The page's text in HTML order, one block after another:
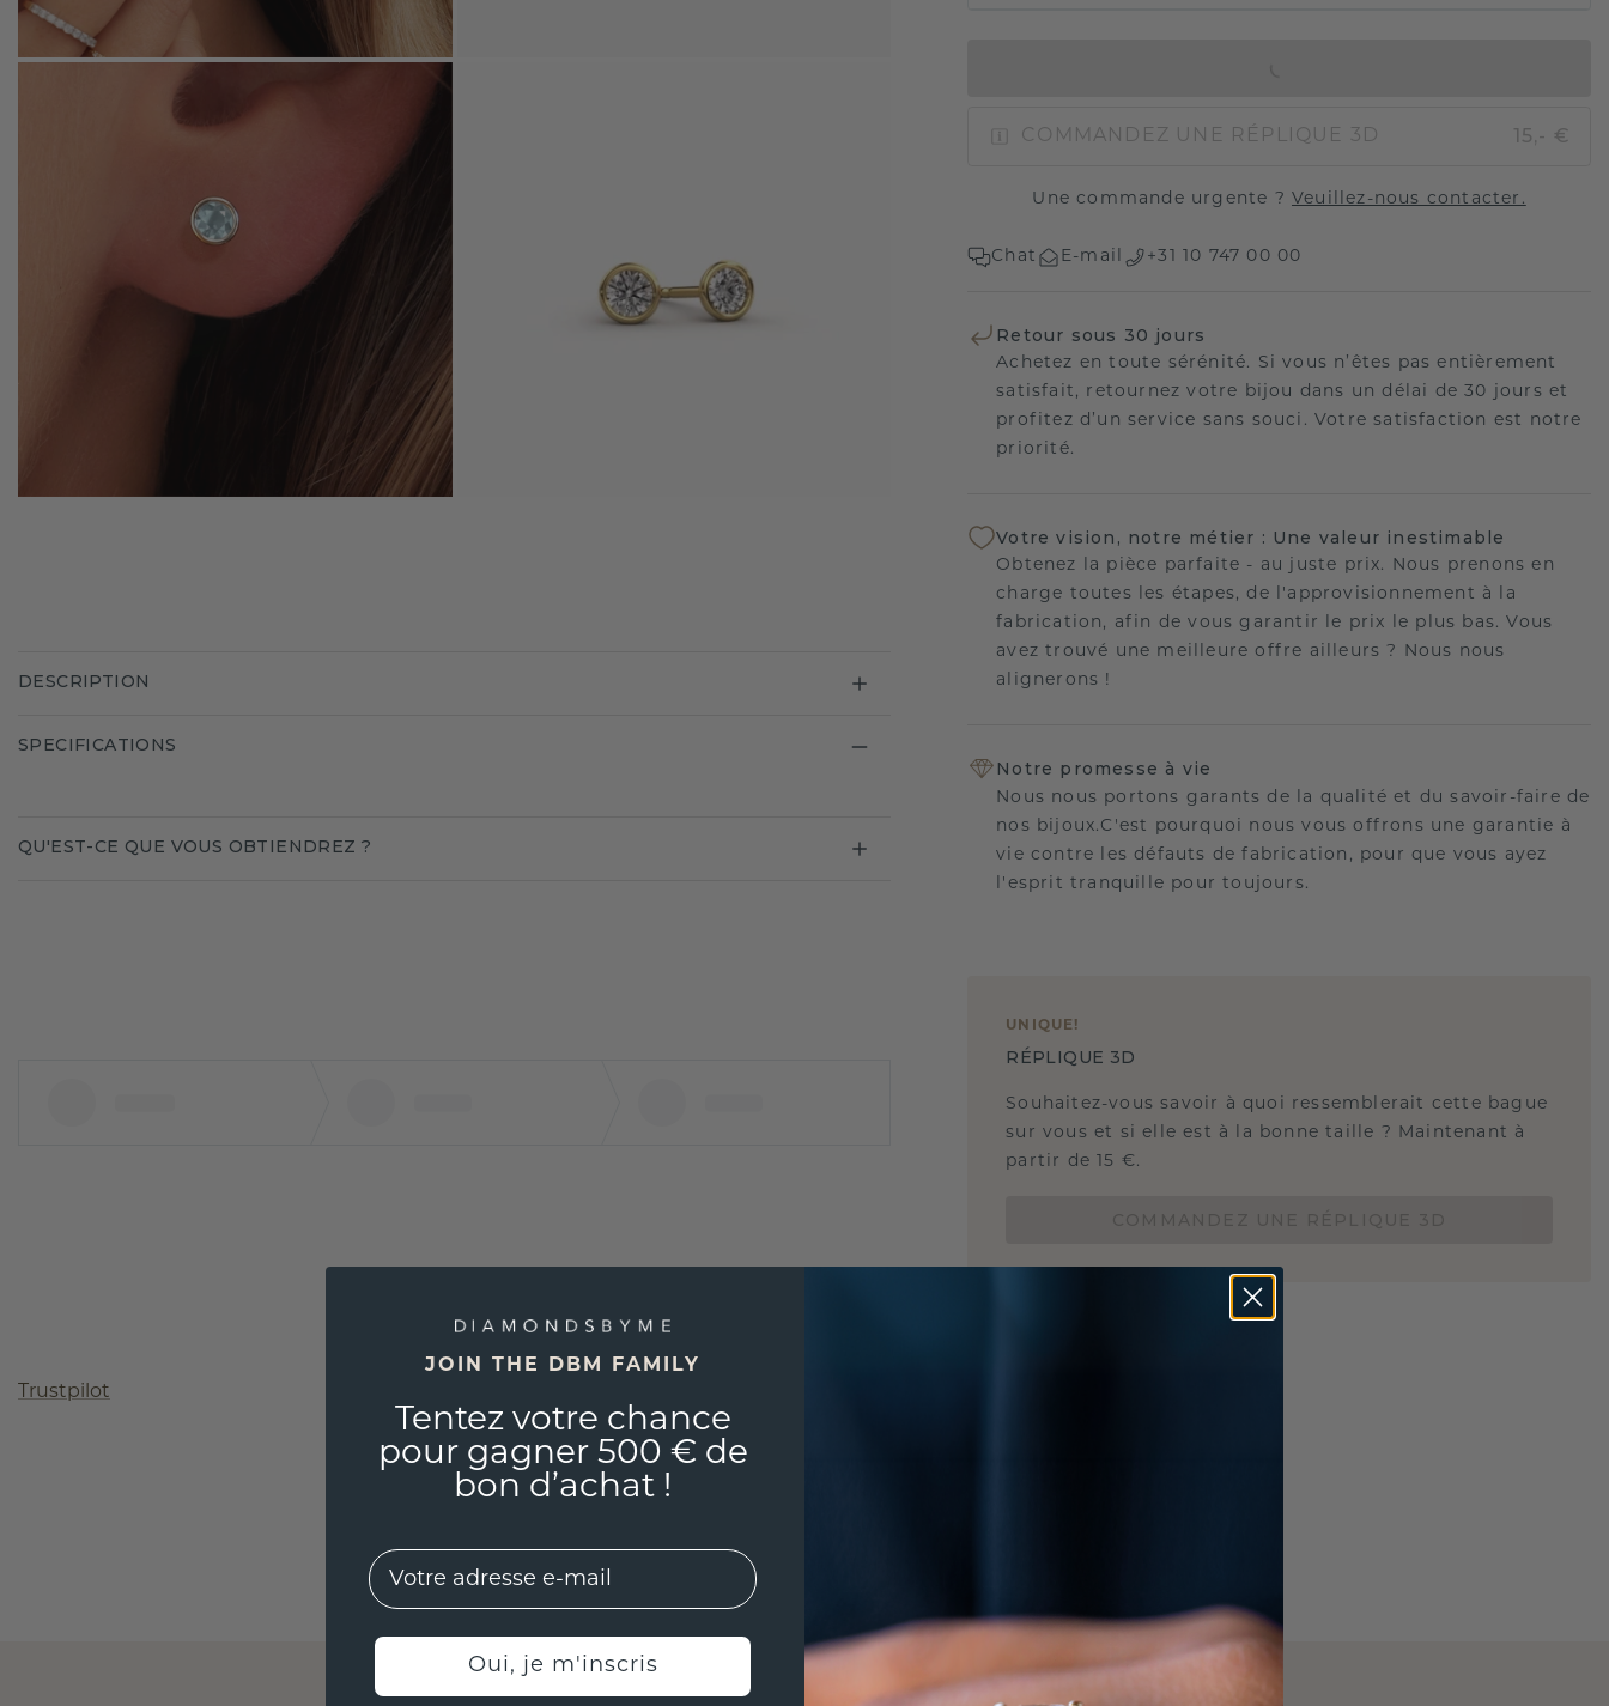
COMMANDEZ UNE RÉPLIQUE 3D 15,- €
Une commande urgente ? Veuillez-nous contacter.
Chat E-mail +31 10 747 00 00
Retour sous 30 jours
Achetez en toute sérénité. Si vous n’êtes pas entièrement
satisfait, retournez votre bijou dans un délai de 30 jours et
profitez d’un service sans souci. Votre satisfaction est notre
priorité.
Votre vision, notre métier : Une valeur inestimable
Obtenez la pièce parfaite - au juste prix. Nous prenons en
charge toutes les étapes, de l'approvisionnement à la
fabrication, afin de vous garantir le prix le plus bas. Vous
avez trouvé une meilleure offre ailleurs ? Nous nous
alignerons !
Notre promesse à vie
Nous nous portons garants de la qualité et du savoir-faire de
nos bijoux.C'est pourquoi nous vous offrons une garantie à
vie contre les défauts de fabrication, pour que vous ayez
l'esprit tranquille pour toujours.
UNIQUE !
RÉPLIQUE 3D
Souhaitez-vous savoir à quoi ressemblerait cette bague
sur vous et si elle est à la bonne taille ? Maintenant à
partir de 15 €.
DESCRIPTION
SPECIFICATIONS
QU'EST-CE QUE VOUS OBTIENDREZ ?
Trustpilot
JOIN THE DBM FAMILY
Tentez votre chance
pour gagner 500 € de
bon d’achat !
EMail
Oui, je m'inscris